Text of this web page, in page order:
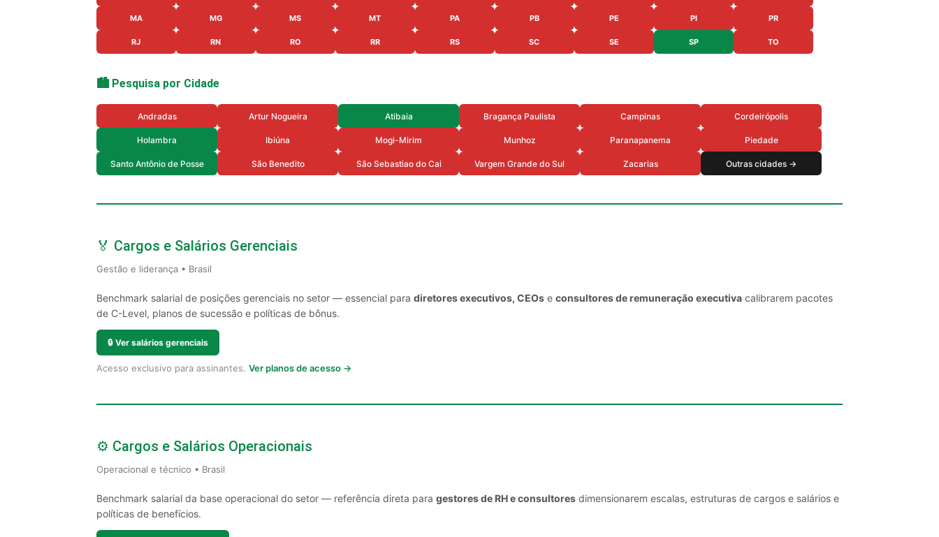
MA MG MS MT PA PB PE PI PR
RJ RN RO RR RS SC SE SP TO
🏙️ Pesquisa por Cidade
Andradas Artur Nogueira Atibaia Bragança Paulista Campinas Cordeirópolis
Holambra Ibiúna Mogi-Mirim Munhoz Paranapanema Piedade
Santo Antônio de Posse São Benedito São Sebastiao do Cai Vargem Grande do Sul Zacarias Outras cidades →
🏅 Cargos e Salários Gerenciais
Gestão e liderança • Brasil
Benchmark salarial de posições gerenciais no setor — essencial para diretores executivos, CEOs e consultores de remuneração executiva calibrarem pacotes
de C-Level, planos de sucessão e políticas de bônus.
🔒 Ver salários gerenciais
Acesso exclusivo para assinantes. Ver planos de acesso →
⚙️ Cargos e Salários Operacionais
Operacional e técnico • Brasil
Benchmark salarial da base operacional do setor — referência direta para gestores de RH e consultores dimensionarem escalas, estruturas de cargos e salários e
políticas de benefícios.